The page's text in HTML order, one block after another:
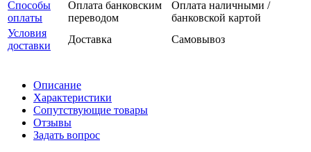
Способы
оплаты
Оплата банковским
переводом
Оплата наличными /
банковской картой
Условия
доставки
Доставка Самовывоз
Описание
Характеристики
Сопутствующие товары
Отзывы
Задать вопрос